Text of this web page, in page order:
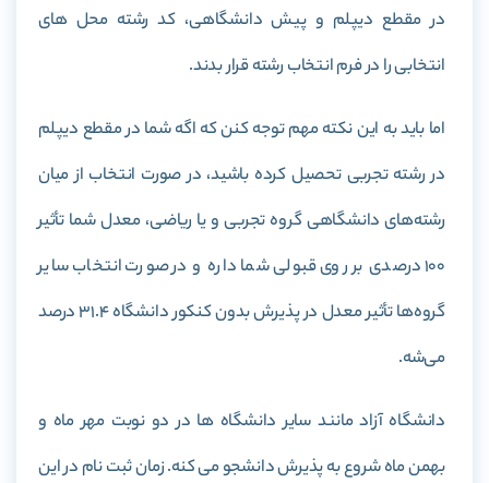
در مقطع دیپلم و پیش دانشگاهی، کد رشته محل های
انتخابی را در فرم انتخاب رشته قرار بدند.
اما باید به این نکته مهم توجه کنن که اگه شما در مقطع دیپلم
در رشته تجربی تحصیل کرده باشید، در صورت انتخاب از میان
رشته‌های دانشگاهی گروه تجربی و یا ریاضی، معدل شما تأثیر
100 درصدی بر روی قبولی شما داره و در صورت انتخاب سایر
گروه‌ها تأثیر معدل در پذیرش بدون کنکور دانشگاه 31.4 درصد
می‌شه.
دانشگاه آزاد مانند سایر دانشگاه ها در دو نوبت مهر ماه و
بهمن ماه شروع به پذیرش دانشجو می کنه. زمان ثبت نام در این